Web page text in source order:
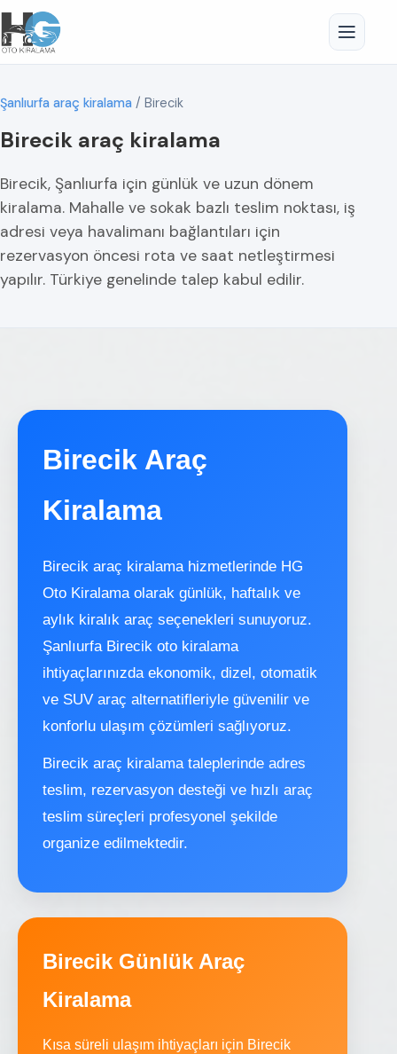
Şanlıurfa araç kiralama / Birecik
Birecik araç kiralama
Birecik, Şanlıurfa için günlük ve uzun dönem
kiralama. Mahalle ve sokak bazlı teslim noktası, iş
adresi veya havalimanı bağlantıları için
rezervasyon öncesi rota ve saat netleştirmesi
yapılır. Türkiye genelinde talep kabul edilir.
Birecik Araç
Kiralama
Birecik araç kiralama hizmetlerinde HG
Oto Kiralama olarak günlük, haftalık ve
aylık kiralık araç seçenekleri sunuyoruz.
Şanlıurfa Birecik oto kiralama
ihtiyaçlarınızda ekonomik, dizel, otomatik
ve SUV araç alternatifleriyle güvenilir ve
konforlu ulaşım çözümleri sağlıyoruz.
Birecik araç kiralama taleplerinde adres
teslim, rezervasyon desteği ve hızlı araç
teslim süreçleri profesyonel şekilde
organize edilmektedir.
Birecik Günlük Araç
Kiralama
Kısa süreli ulaşım ihtiyaçları için Birecik